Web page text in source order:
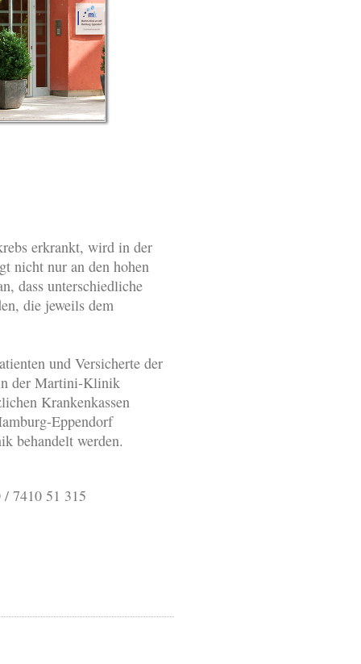
erkrankt, wird in der
nicht nur an den hohen
dass unterschiedliche
die jeweils dem
und Versicherte der
der Martini-Klinik
Krankenkassen
Eppendorf
behandelt werden.
/ 7410 51 315